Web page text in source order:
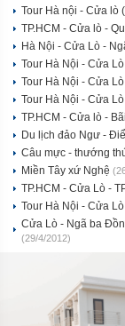
Tour Hà nội - Cửa lò
TP.HCM - Cửa lò -
Hà Nội - Cửa Lò -
Tour Hà Nội - Cửa
Tour Hà Nội - Cửa
Tour Hà Nội - Cửa
TP.HCM - Cửa lò -
Du lịch đảo Ngư -
Câu mực - thướng
Miền Tây xứ Nghệ
TP.HCM - Cửa Lò -
Tour Hà Nội - Cửa
Cửa Lò - Ngã ba
(29/4/2012)